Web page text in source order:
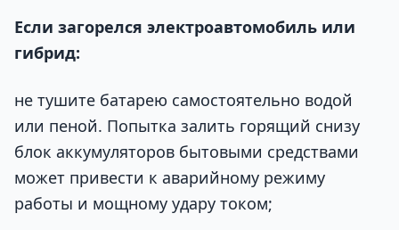
Если загорелся электроавтомобиль или
гибрид:
не тушите батарею самостоятельно водой
или пеной. Попытка залить горящий снизу
блок аккумуляторов бытовыми средствами
может привести к аварийному режиму
работы и мощному удару током;